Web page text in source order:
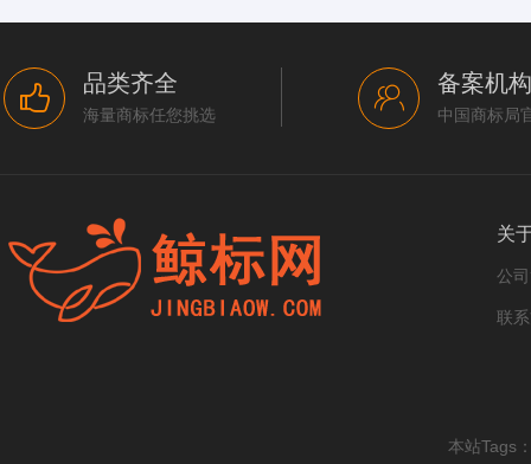
品类齐全
海量商标任您挑选
备案机构
中国商标局
关
公
联
本站Tags